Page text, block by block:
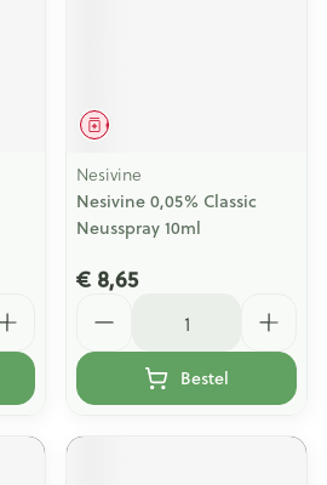
Geneesmiddel
Nesivine
Nesivine 0,05% Classic
Neusspray 10ml
€ 8,65
Bestel